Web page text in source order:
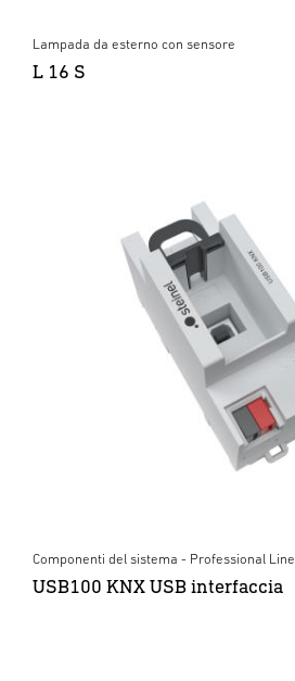
Lampada da esterno con sensore
L 16 S
Componenti del sistema - Professional Line
USB100 KNX USB interfaccia